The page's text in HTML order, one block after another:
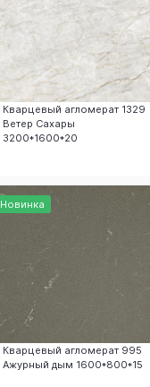
Кварцевый агломерат 1329
Ветер Сахары
3200*1600*20
Новинка
Кварцевый агломерат 995
Ажурный дым 1600*800*15